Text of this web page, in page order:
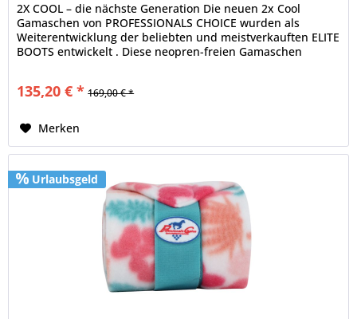
2X COOL – die nächste Generation Die neuen 2x Cool
Gamaschen von PROFESSIONALS CHOICE wurden als
Weiterentwicklung der beliebten und meistverkauften ELITE
BOOTS entwickelt . Diese neopren-freien Gamaschen
135,20 € * 169,00 € *
Merken
Urlaubsgeld